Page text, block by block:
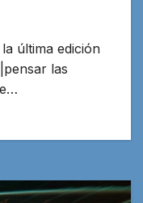
última edición
las